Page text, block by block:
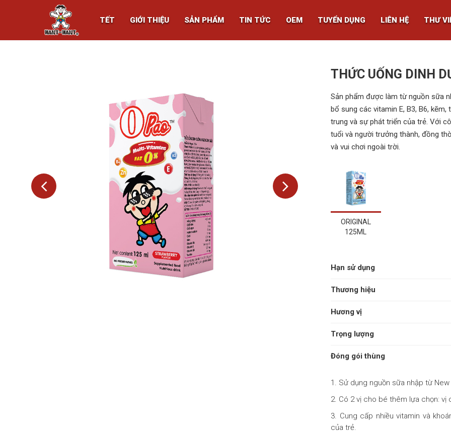
TẾT GIỚI THIỆU SẢN PHẨM TIN TỨC OEM TUYỂN DỤNG LIÊN HỆ THƯ
THỨC UỐNG DINH
Sản phẩm được làm từ nguồn sữa
bổ sung các vitamin E, B3, B6,
trung và sự phát triển của trẻ. Với
tuổi và người trưởng thành, đồng
và vui chơi ngoài trời.
ORIGINAL
125ML
Hạn sử dụng
Thương hiệu
Hương vị
Trọng lượng
Đóng gói thùng
1. Sử dụng nguồn sữa nhập từ New
2. Có 2 vị cho bé thêm lựa chọn: vị
3. Cung cấp nhiều vitamin và
của trẻ.